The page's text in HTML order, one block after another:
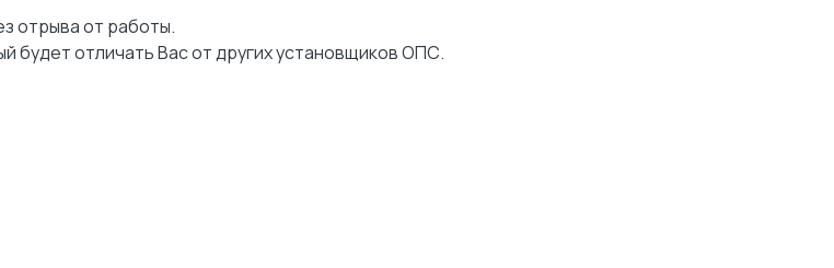
отрыва от работы.
будет отличать Вас от других установщиков ОПС.